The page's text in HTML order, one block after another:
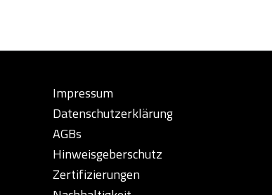
Impressum
Datenschutzerklärung
AGBs
Hinweisgeberschutz
Zertifizierungen